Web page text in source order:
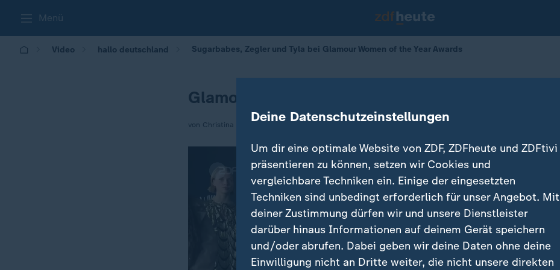
Menü
Video hallo deutschland Sugarbabes, Zegler und Tyla bei Glamour Women of the Year Awards
Glamour Women of the Year Awards 2025
von Christina EsselbornDeine Datenschutzeinstellungen
Um dir eine optimale Website von ZDF, ZDFheute und ZDFtivi
präsentieren zu können, setzen wir Cookies und
vergleichbare Techniken ein. Einige der eingesetzten
Techniken sind unbedingt erforderlich für unser Angebot. Mit
deiner Zustimmung dürfen wir und unsere Dienstleister
darüber hinaus Informationen auf deinem Gerät speichern
und/oder abrufen. Dabei geben wir deine Daten ohne deine
Einwilligung nicht an Dritte weiter, die nicht unsere direkten